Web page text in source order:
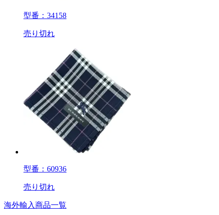
型番：34158
売り切れ
型番：60936
売り切れ
海外輸入商品一覧